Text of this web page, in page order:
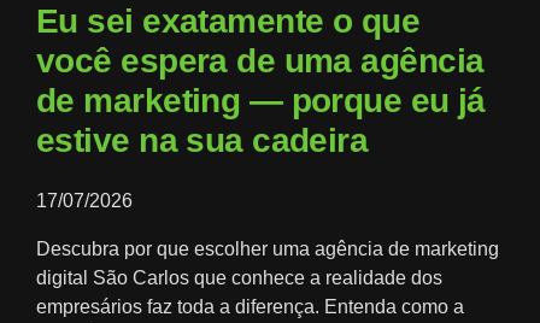
Eu sei exatamente o que
você espera de uma agência
de marketing — porque eu já
estive na sua cadeira
17/07/2026
Descubra por que escolher uma agência de marketing
digital São Carlos que conhece a realidade dos
empresários faz toda a diferença. Entenda como a